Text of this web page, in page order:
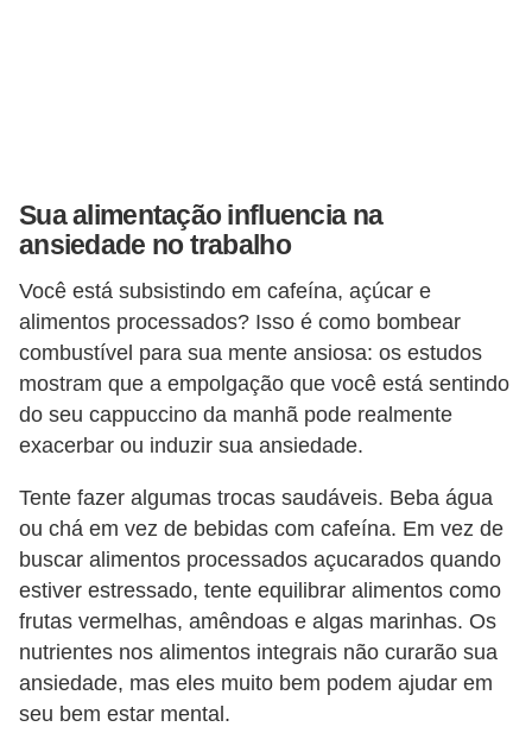
Sua alimentação influencia na
ansiedade no trabalho
Você está subsistindo em cafeína, açúcar e
alimentos processados? Isso é como bombear
combustível para sua mente ansiosa: os estudos
mostram que a empolgação que você está sentindo
do seu cappuccino da manhã pode realmente
exacerbar ou induzir sua ansiedade.
Tente fazer algumas trocas saudáveis. Beba água
ou chá em vez de bebidas com cafeína. Em vez de
buscar alimentos processados ​​açucarados quando
estiver estressado, tente equilibrar alimentos como
frutas vermelhas, amêndoas e algas marinhas. Os
nutrientes nos alimentos integrais não curarão sua
ansiedade, mas eles muito bem podem ajudar em
seu bem estar mental.
r
s
o
s
H
m
n
o
s
R
e
l